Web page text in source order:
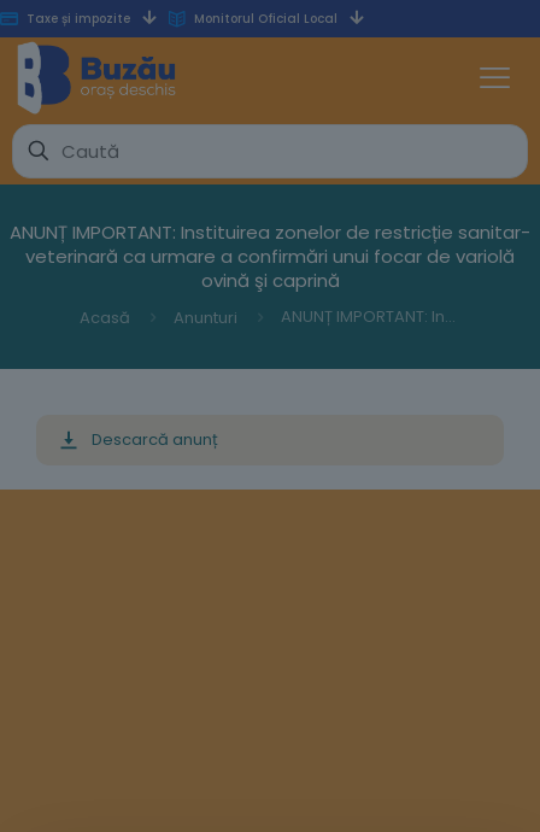
Taxe și impozite Monitorul Oficial Local
ANUNȚ IMPORTANT: Instituirea zonelor de restricție sanitar-
veterinară ca urmare a confirmări unui focar de variolă
ovină şi caprină
Acasă Anunturi ANUNȚ IMPORTANT: Instituirea zonelor de restricție sanitar-veterinară ca urmare a confirmări unui focar de variolă ovină şi caprină
Descarcă anunț